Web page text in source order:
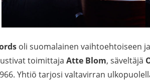
oli suomalainen vaihtoehtoiseen
toimittaja Atte Blom, säveltäjä
Yhtiö tarjosi valtavirran